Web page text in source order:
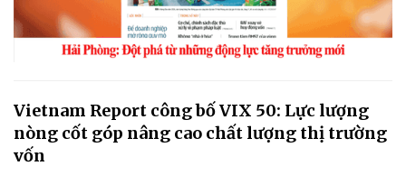
Vietnam Report công bố VIX 50: Lực lượng
nòng cốt góp nâng cao chất lượng thị trường
vốn